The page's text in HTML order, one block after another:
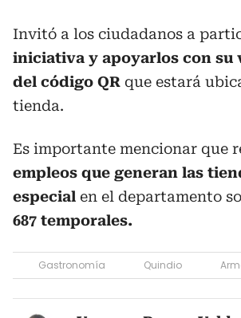
Invitó a los ciudadanos a
iniciativa y apoyarlos con su
del código QR que estará
tienda.
Es importante mencionar que
empleos que generan las
especial en el departamento
687 temporales.
Gastronomía Quindio